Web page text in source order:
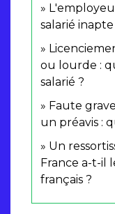
salarié inapte
ou lourde :
salarié ?
Faute
un préavis :
Un
France a-t-il
français ?